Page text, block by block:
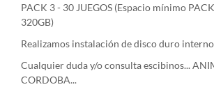
PACK 3 - 30 JUEGOS (Espacio mínimo
320GB)
Realizamos instalación de disco duro
Cualquier duda y/o consulta escibinos...
CORDOBA...